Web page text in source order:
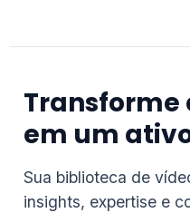
Transforme
em um
Sua biblioteca de
insights, expertise e